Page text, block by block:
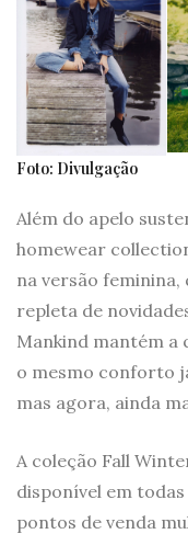
Foto: Divulgação
Além do apelo
homewear
na versão feminina,
repleta de
Mankind mantém a
o mesmo conforto
mas agora, ainda
A coleção Fall
disponível em todas
pontos de venda